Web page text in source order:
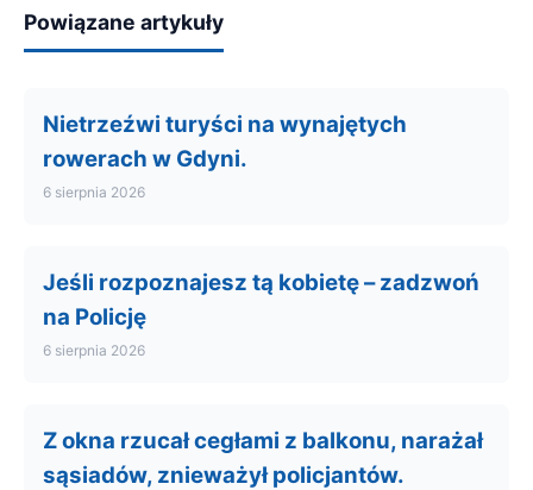
Powiązane artykuły
Nietrzeźwi turyści na wynajętych
rowerach w Gdyni.
6 sierpnia 2026
Jeśli rozpoznajesz tą kobietę – zadzwoń
na Policję
6 sierpnia 2026
Z okna rzucał cegłami z balkonu, narażał
sąsiadów, znieważył policjantów.